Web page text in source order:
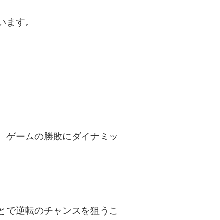
す。
ゲームの勝敗にダイナミッ
で逆転のチャンスを狙うこ